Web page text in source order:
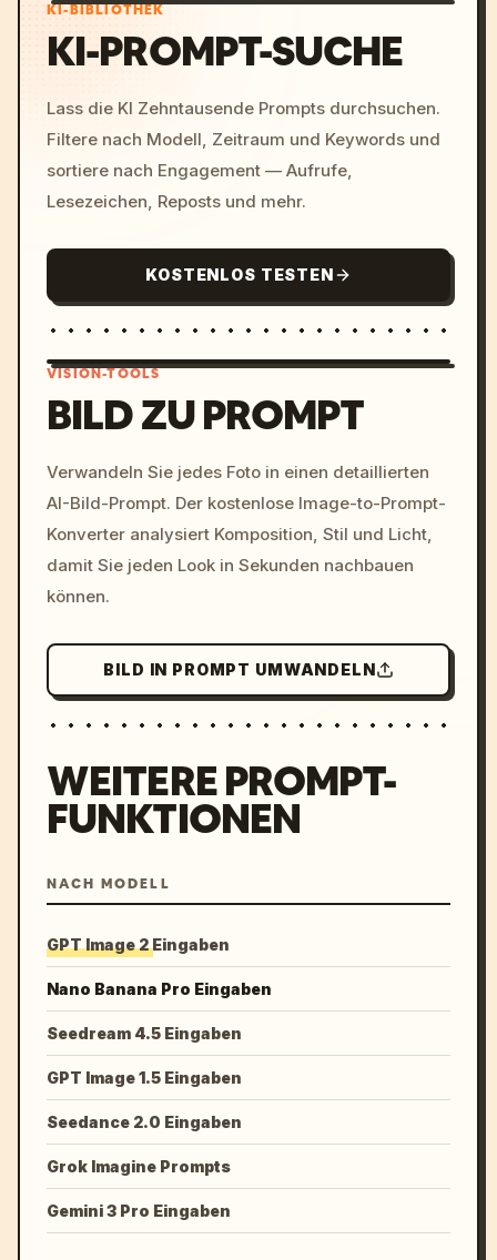
KI-BIBLIOTHEK
KI-PROMPT-SUCHE
Lass die KI Zehntausende Prompts durchsuchen.
Filtere nach Modell, Zeitraum und Keywords und
sortiere nach Engagement — Aufrufe,
Lesezeichen, Reposts und mehr.
KOSTENLOS TESTEN
c, cyberpunk sunset, neon
colors, 8k --v 6.0
VISION-TOOLS
BILD ZU PROMPT
Verwandeln Sie jedes Foto in einen detaillierten
AI-Bild-Prompt. Der kostenlose Image-to-Prompt-
Konverter analysiert Komposition, Stil und Licht,
damit Sie jeden Look in Sekunden nachbauen
können.
BILD IN PROMPT UMWANDELN
WEITERE PROMPT-
FUNKTIONEN
NACH MODELL
GPT Image 2 Eingaben
Nano Banana Pro Eingaben
Seedream 4.5 Eingaben
GPT Image 1.5 Eingaben
Seedance 2.0 Eingaben
Grok Imagine Prompts
Gemini 3 Pro Eingaben